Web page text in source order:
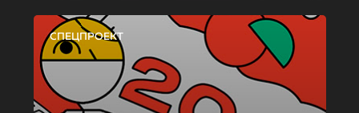
СПЕЦПРОЕКТ